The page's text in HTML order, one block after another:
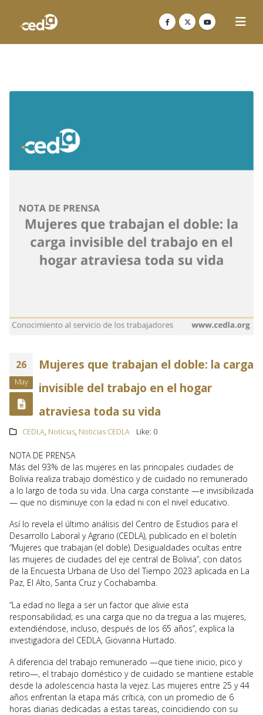
26
May
Mujeres que trabajan el doble: la carga
invisible del trabajo en el hogar
atraviesa toda su vida
CEDLA, Noticias, Noticias CEDLA Like: 0
NOTA DE PRENSA
Más del 93% de las mujeres en las principales ciudades de
Bolivia realiza trabajo doméstico y de cuidado no remunerado
a lo largo de toda su vida. Una carga constante —e invisibilizada
— que no disminuye con la edad ni con el nivel educativo.
Así lo revela el último análisis del Centro de Estudios para el
Desarrollo Laboral y Agrario (CEDLA), publicado en el boletín
“Mujeres que trabajan (el doble). Desigualdades ocultas entre
las mujeres de ciudades del eje central de Bolivia”, con datos
de la Encuesta Urbana de Uso del Tiempo 2023 aplicada en La
Paz, El Alto, Santa Cruz y Cochabamba.
“La edad no llega a ser un factor que alivie esta
responsabilidad; es una carga que no da tregua a las mujeres,
extendiéndose, incluso, después de los 65 años”, explica la
investigadora del CEDLA, Giovanna Hurtado.
A diferencia del trabajo remunerado —que tiene inicio, pico y
retiro—, el trabajo doméstico y de cuidado se mantiene estable
desde la adolescencia hasta la vejez. Las mujeres entre 25 y 44
años enfrentan la etapa más crítica, con un promedio de 6
horas diarias dedicadas a estas tareas, coincidiendo con su